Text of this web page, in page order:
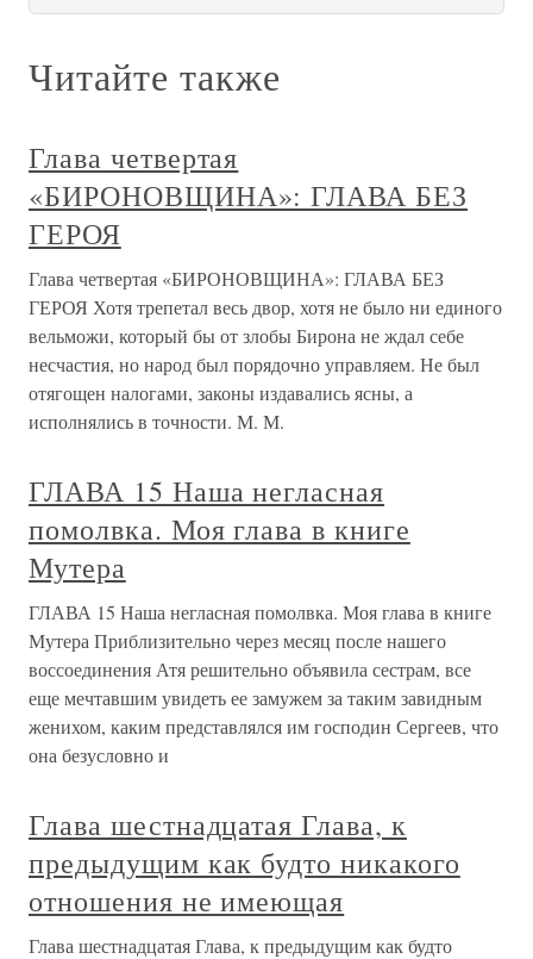
Читайте также
Глава четвертая
«БИРОНОВЩИНА»: ГЛАВА БЕЗ
ГЕРОЯ
Глава четвертая «БИРОНОВЩИНА»: ГЛАВА БЕЗ
ГЕРОЯ Хотя трепетал весь двор, хотя не было ни единого
вельможи, который бы от злобы Бирона не ждал себе
несчастия, но народ был порядочно управляем. Не был
отягощен налогами, законы издавались ясны, а
исполнялись в точности. М. М.
ГЛАВА 15 Наша негласная
помолвка. Моя глава в книге
Мутера
ГЛАВА 15 Наша негласная помолвка. Моя глава в книге
Мутера Приблизительно через месяц после нашего
воссоединения Атя решительно объявила сестрам, все
еще мечтавшим увидеть ее замужем за таким завидным
женихом, каким представлялся им господин Сергеев, что
она безусловно и
Глава шестнадцатая Глава, к
предыдущим как будто никакого
отношения не имеющая
Глава шестнадцатая Глава, к предыдущим как будто